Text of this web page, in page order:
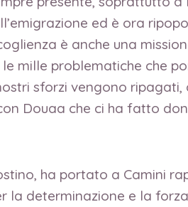
ed è ora
è anche una
mille problematiche che
sforzi vengono ripagati,
Douaa che ci ha fatto
ha portato a Camini
la determinazione e la